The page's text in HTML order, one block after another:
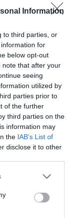
Information
to third parties, or
for
below opt-out
note that after your
seeing
utilized by
parties prior to
of the further
third parties on the
information may
the IAB’s List of
disclose it to other
és a
tájékoztatásul
biztosít az
inputgyártók,
és egyéb
szakmai
üzleti
és
szórakoztató
és
azokat az
A díjakat az
áll szakmai
és ezzel
csak a
csatornákon 0-24
Ám most a
ügyfél front-
és az
képes AI-
és
eszközök és
sebességet
adnak a
és a
coding?
keresünk
Hotel
nem azon dől
azokat a
tudnak majd